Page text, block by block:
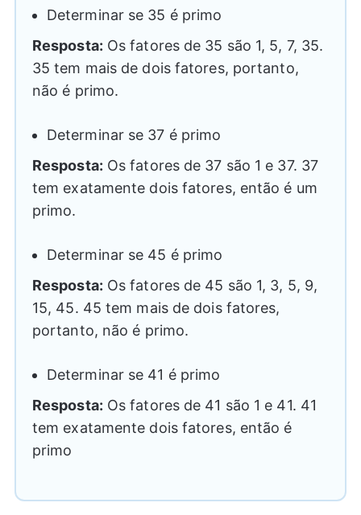
Determinar se 35 é primo
Resposta: Os fatores de 35 são 1, 5, 7, 35.
35 tem mais de dois fatores, portanto,
não é primo.
Determinar se 37 é primo
Resposta: Os fatores de 37 são 1 e 37. 37
tem exatamente dois fatores, então é um
primo.
Determinar se 45 é primo
Resposta: Os fatores de 45 são 1, 3, 5, 9,
15, 45. 45 tem mais de dois fatores,
portanto, não é primo.
Determinar se 41 é primo
Resposta: Os fatores de 41 são 1 e 41. 41
tem exatamente dois fatores, então é
primo